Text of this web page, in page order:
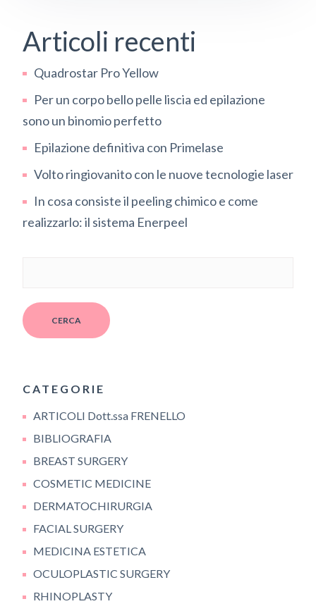
Articoli recenti
Quadrostar Pro Yellow
Per un corpo bello pelle liscia ed epilazione
sono un binomio perfetto
Epilazione definitiva con Primelase
Volto ringiovanito con le nuove tecnologie laser
In cosa consiste il peeling chimico e come
realizzarlo: il sistema Enerpeel
CERCA
CATEGORIE
ARTICOLI Dott.ssa FRENELLO
BIBLIOGRAFIA
BREAST SURGERY
COSMETIC MEDICINE
DERMATOCHIRURGIA
FACIAL SURGERY
MEDICINA ESTETICA
OCULOPLASTIC SURGERY
RHINOPLASTY